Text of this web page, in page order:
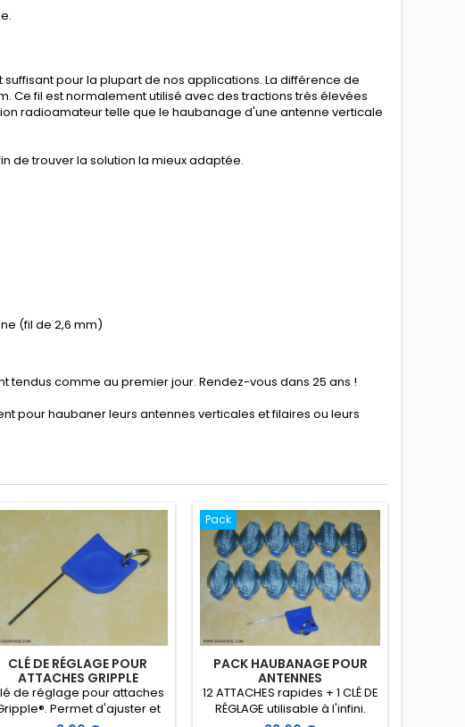
pour la plupart de nos applications. La différence de
Ce fil est normalement utilisé avec des tractions très élevées
radioamateur telle que le haubanage d'une antenne verticale
de trouver la solution la mieux adaptée.
(fil de 2,6 mm)
tendus comme au premier jour. Rendez-vous dans 25 ans !
pour haubaner leurs antennes verticales et filaires ou leurs
CLÉ DE RÉGLAGE POUR
ATTACHES GRIPPLE
de réglage pour attaches
Permet d'ajuster et
Pack
PACK HAUBANAGE POUR
ANTENNES
12 ATTACHES rapides + 1 CLÉ DE
RÉGLAGE utilisable à l'infini.